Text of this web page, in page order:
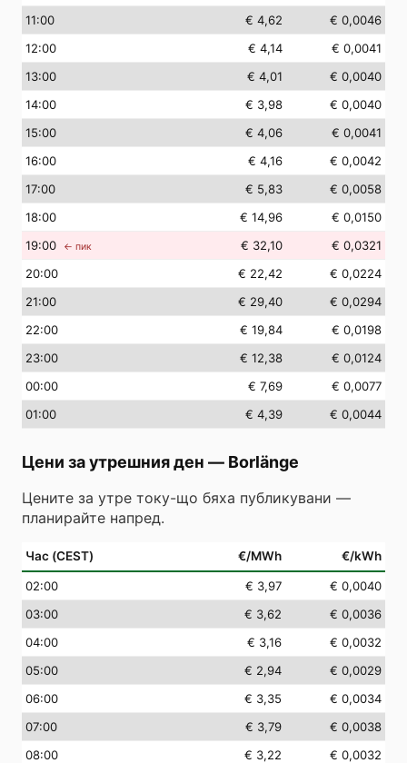
11:00 € 4,62
€ 0,0046
12:00 € 4,14
€ 0,0041
13:00 € 4,01
€ 0,0040
14:00 € 3,98
€ 0,0040
15:00 € 4,06
€ 0,0041
16:00 € 4,16
€ 0,0042
17:00 € 5,83
€ 0,0058
18:00 € 14,96
€ 0,0150
19:00 ← пик € 32,10
€ 0,0321
20:00 € 22,42
€ 0,0224
21:00 € 29,40
€ 0,0294
22:00 € 19,84
€ 0,0198
23:00 € 12,38
€ 0,0124
00:00 € 7,69
€ 0,0077
01:00 € 4,39 € 0,0044
Цени за утрешния ден — Borlänge
Цените за утре току-що бяха публикувани —
планирайте напред.
Час (CEST) €/MWh €/kWh
02:00 € 3,97
€ 0,0040
03:00 € 3,62
€ 0,0036
04:00 € 3,16
€ 0,0032
05:00 € 2,94
€ 0,0029
06:00 € 3,35
€ 0,0034
07:00 € 3,79
€ 0,0038
08:00 € 3,22
€ 0,0032